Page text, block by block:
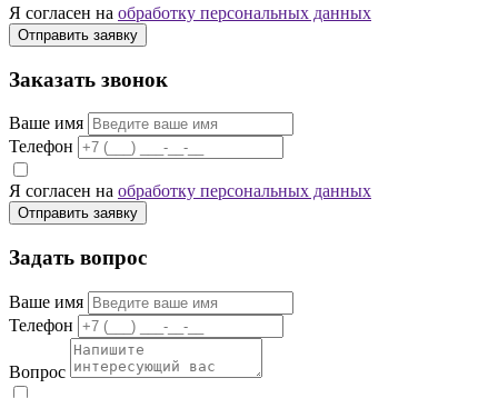
Я согласен на обработку персональных данных
Отправить заявку
Заказать звонок
Ваше имя
Телефон
Я согласен на обработку персональных данных
Отправить заявку
Задать вопрос
Ваше имя
Телефон
Вопрос